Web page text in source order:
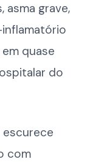
asma grave,
quase
do
escurece
com